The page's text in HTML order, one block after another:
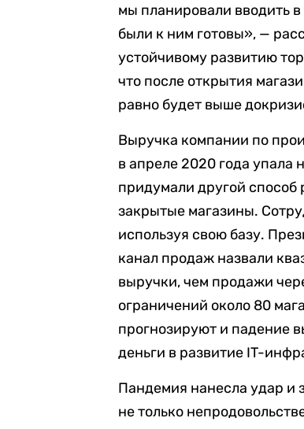
мы планировали вводить
были к ним готовы», —
устойчивому развитию
что после открытия
равно будет выше
Выручка компании по
в апреле 2020 года упала
придумали другой способ
закрытые магазины.
используя свою базу.
канал продаж назвали
выручки, чем продажи
ограничений около 80
прогнозируют и падение
деньги в развитие IT-
Пандемия нанесла удар и
не только